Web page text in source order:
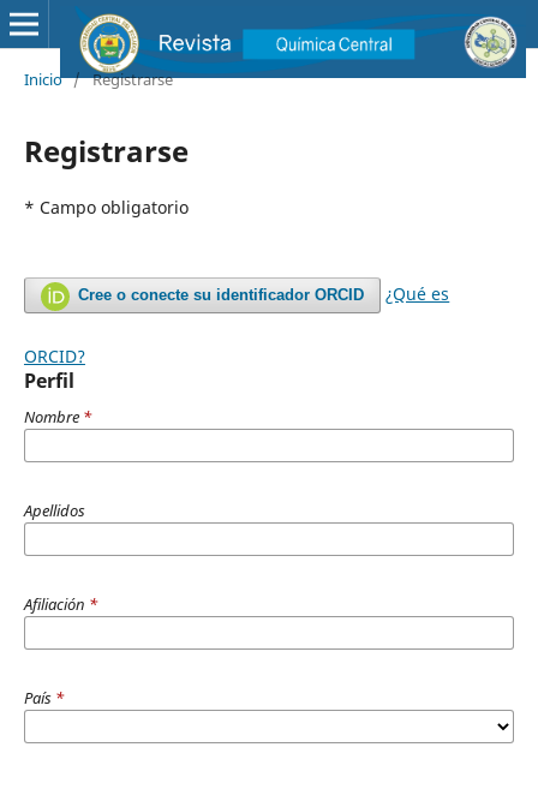
Inicio / Registrarse
Registrarse
* Campo obligatorio
Cree o conecte su identificador ORCID ¿Qué es
ORCID?
Perfil
Nombre *
Apellidos
Afiliación *
País *